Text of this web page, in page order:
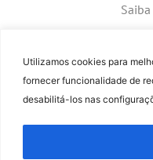
Utilizamos cookies para
fornecer funcionalidade de
desabilitá-los nas
+ 55